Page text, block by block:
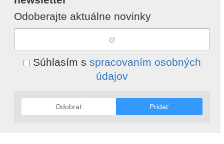
Odoberajte aktuálne novinky
Súhlasím s spracovaním osobných
údajov
Odobrať Pridať